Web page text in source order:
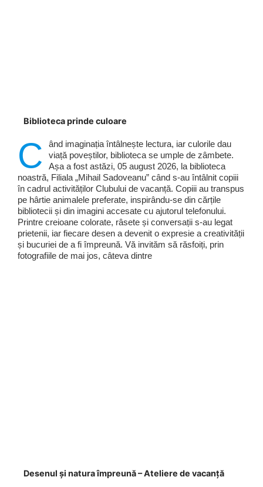
Biblioteca prinde culoare
C
ând imaginația întâlnește lectura, iar culorile dau
viață poveștilor, biblioteca se umple de zâmbete.
Așa a fost astăzi, 05 august 2026, la biblioteca
noastră, Filiala „Mihail Sadoveanu” când s-au întâlnit copiii
în cadrul activităților Clubului de vacanță. Copiii au transpus
pe hârtie animalele preferate, inspirându-se din cărțile
bibliotecii și din imagini accesate cu ajutorul telefonului.
Printre creioane colorate, râsete și conversații s-au legat
prietenii, iar fiecare desen a devenit o expresie a creativității
și bucuriei de a fi împreună. Vă invităm să răsfoiți, prin
fotografiile de mai jos, câteva dintre
Desenul și natura împreună – Ateliere de vacanță